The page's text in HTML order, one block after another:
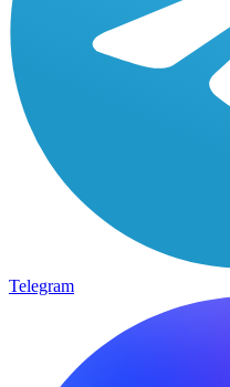
Telegram